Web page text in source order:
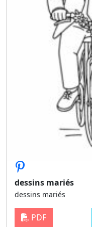
dessins mariés
dessins mariés
PDF